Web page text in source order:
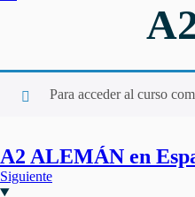
Para acceder al curso
A2 ALEMÁN en
Siguiente